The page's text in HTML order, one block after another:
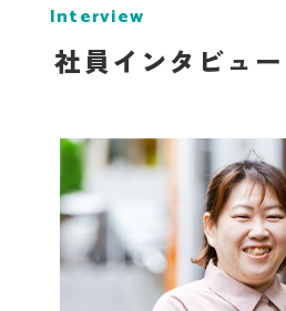
Interview
社員インタビュー